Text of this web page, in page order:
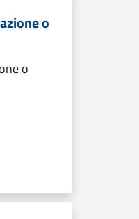
o
o